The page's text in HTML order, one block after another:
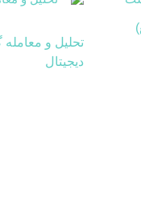
تحلیل و
دیجیتال